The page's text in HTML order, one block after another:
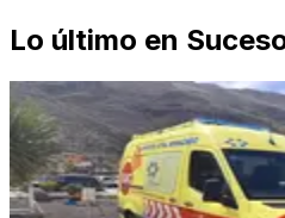
Lo último en